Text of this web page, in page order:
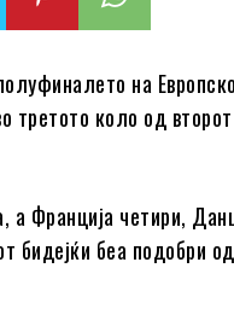
на
третото коло од
а Франција четири,
бидејќи беа подобри